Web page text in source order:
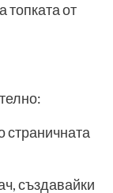
топката от
страничната
създавайки